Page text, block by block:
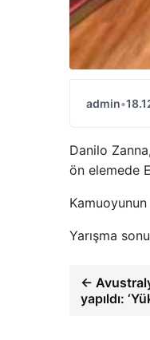
admin•
Danilo
ön elemede
Yarışma
←
yapıldı: